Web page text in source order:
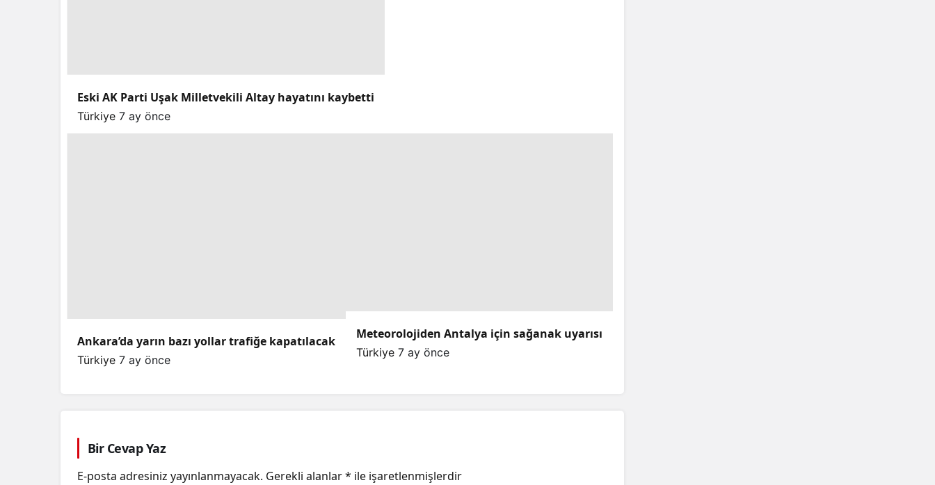
Eski AK Parti Uşak Milletvekili Altay hayatını kaybetti
Türkiye 7 ay önce
Ankara’da yarın bazı yollar trafiğe kapatılacak
Türkiye 7 ay önce
Meteorolojiden Antalya için sağanak uyarısı
Türkiye 7 ay önce
Bir Cevap Yaz
E-posta adresiniz yayınlanmayacak. Gerekli alanlar* ile işaretlenmişlerdir